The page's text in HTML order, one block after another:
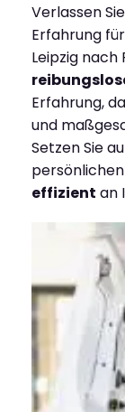
Verlassen
Erfahrung
Leipzig nach
Erfahrung,
und
Setzen Sie
effizient an